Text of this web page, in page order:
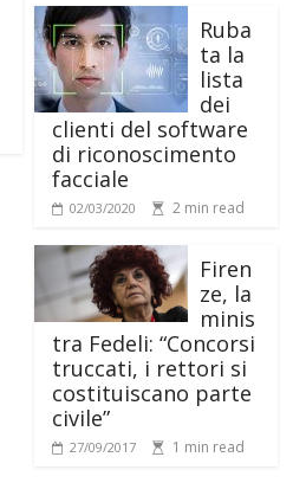
Ruba
ta la
lista
dei
clienti del software
di riconoscimento
facciale
02/03/2020 2 min read
Firen
ze, la
minis
tra Fedeli: “Concorsi
truccati, i rettori si
costituiscano parte
civile”
27/09/2017 1 min read